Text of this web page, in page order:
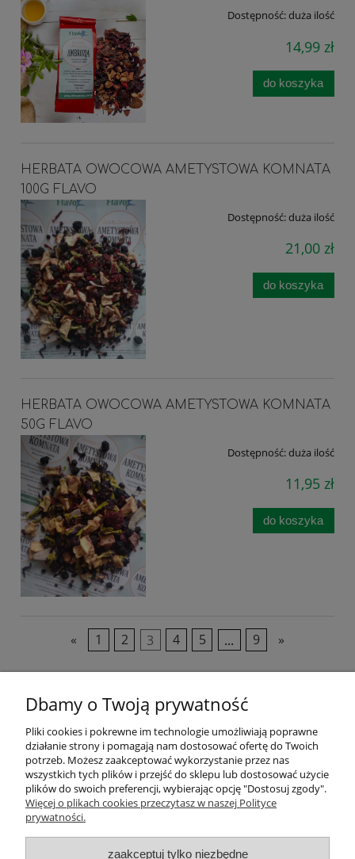
Dostępność:duża ilość
14,99 zł
do koszyka
HERBATA OWOCOWA AMETYSTOWA KOMNATA
100G FLAVO
Dostępność:duża ilość
21,00 zł
do koszyka
HERBATA OWOCOWA AMETYSTOWA KOMNATA
50G FLAVO
Dostępność:duża ilość
11,95 zł
do koszyka
« 1 2 3 4 5 ... 9 »
Pomoc
Moje konto
Płatności i dostawa
Dbamy o Twoją prywatność
Pliki cookies i pokrewne im technologie umożliwiają poprawne
działanie strony i pomagają nam dostosować ofertę do Twoich
potrzeb. Możesz zaakceptować wykorzystanie przez nas
wszystkich tych plików i przejść do sklepu lub dostosować użycie
plików do swoich preferencji, wybierając opcję "Dostosuj zgody".
Więcej o plikach cookies przeczytasz w naszej Polityce
prywatności.
zaakceptuj tylko niezbędne